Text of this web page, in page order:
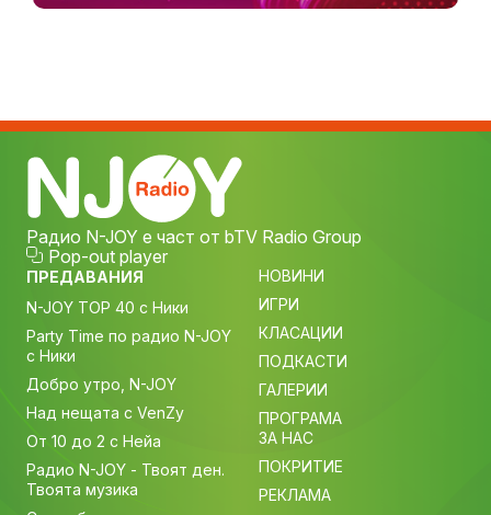
Радио N-JOY е част от bTV Radio Group
Pop-out player
ПРЕДАВАНИЯ
N-JOY TOP 40 с Ники
Party Time по радио N-JOY
с Ники
Добро утро, N-JOY
Над нещата с VenZy
От 10 до 2 с Нейа
Радио N-JOY - Твоят ден.
Твоята музика
НОВИНИ
ИГРИ
КЛАСАЦИИ
ПОДКАСТИ
ГАЛЕРИИ
ПРОГРАМА
ЗА НАС
ПОКРИТИЕ
РЕКЛАМА